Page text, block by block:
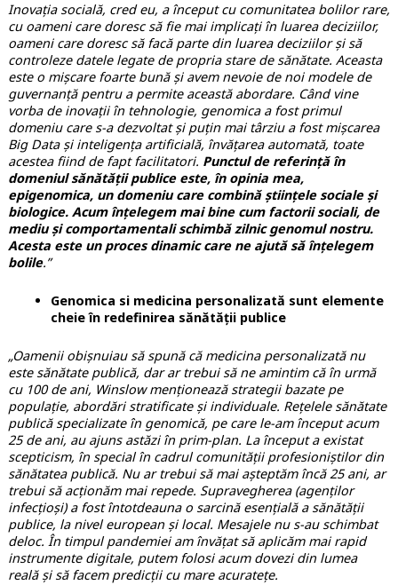
Inovația socială, cred eu, a început cu comunitatea bolilor rare,
cu oameni care doresc să fie mai implicați în luarea deciziilor,
oameni care doresc să facă parte din luarea deciziilor și să
controleze datele legate de propria stare de sănătate. Aceasta
este o mișcare foarte bună și avem nevoie de noi modele de
guvernanță pentru a permite această abordare. Când vine
vorba de inovații în tehnologie, genomica a fost primul
domeniu care s-a dezvoltat și puțin mai târziu a fost mișcarea
Big Data și inteligența artificială, învățarea automată, toate
acestea fiind de fapt facilitatori. Punctul de referință în
domeniul sănătății publice este, în opinia mea,
epigenomica, un domeniu care combină științele sociale și
biologice. Acum înțelegem mai bine cum factorii sociali, de
mediu și comportamentali schimbă zilnic genomul nostru.
Acesta este un proces dinamic care ne ajută să înțelegem
bolile.”
Genomica si medicina personalizată sunt elemente
cheie în redefinirea sănătății publice
„Oamenii obișnuiau să spună că medicina personalizată nu
este sănătate publică, dar ar trebui să ne amintim că în urmă
cu 100 de ani, Winslow menționează strategii bazate pe
populație, abordări stratificate și individuale. Rețelele sănătate
publică specializate în genomică, pe care le-am început acum
25 de ani, au ajuns astăzi în prim-plan. La început a existat
scepticism, în special în cadrul comunității profesioniștilor din
sănătatea publică. Nu ar trebui să mai așteptăm încă 25 ani, ar
trebui să acționăm mai repede. Supravegherea (agenților
infecțioși) a fost întotdeauna o sarcină esențială a sănătății
publice, la nivel european și local. Mesajele nu s-au schimbat
deloc. În timpul pandemiei am învățat să aplicăm mai rapid
instrumente digitale, putem folosi acum dovezi din lumea
reală și să facem predicții cu mare acuratețe.